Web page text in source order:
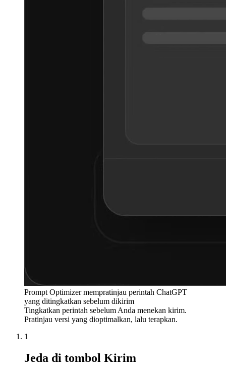
Prompt Optimizer mempratinjau perintah ChatGPT
yang ditingkatkan sebelum dikirim
Tingkatkan perintah sebelum Anda menekan kirim.
Pratinjau versi yang dioptimalkan, lalu terapkan.
1
Jeda di tombol Kirim